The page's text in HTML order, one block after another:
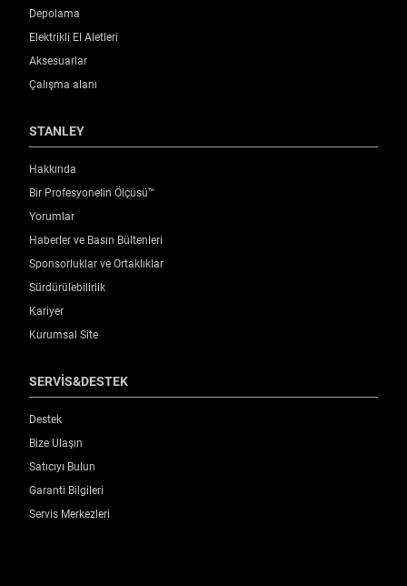
Depolama
Elektrikli El Aletleri
Aksesuarlar
Çalışma alanı
STANLEY
Hakkında
Bir Profesyonelin Ölçüsü™
Yorumlar
Haberler ve Basın Bültenleri
Sponsorluklar ve Ortaklıklar
Sürdürülebilirlik
Kariyer
Kurumsal Site
SERVİS&DESTEK
Destek
Bize Ulaşın
Satıcıyı Bulun
Garanti Bilgileri
Servis Merkezleri